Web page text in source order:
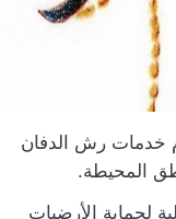
خدمات رش الدفان
المحيطة.
لحماية الأرضيات